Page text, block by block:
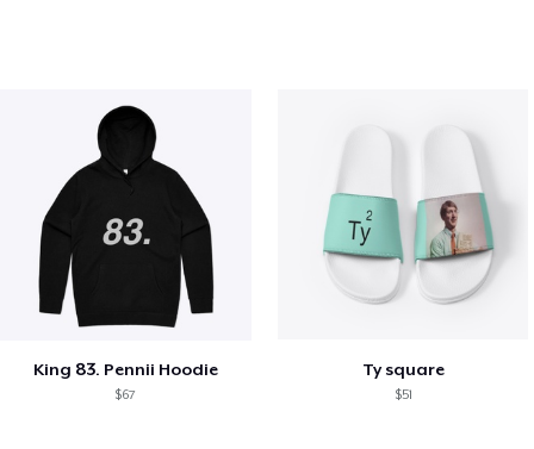
King 83. Pennii Hoodie
$67
Ty square
$51